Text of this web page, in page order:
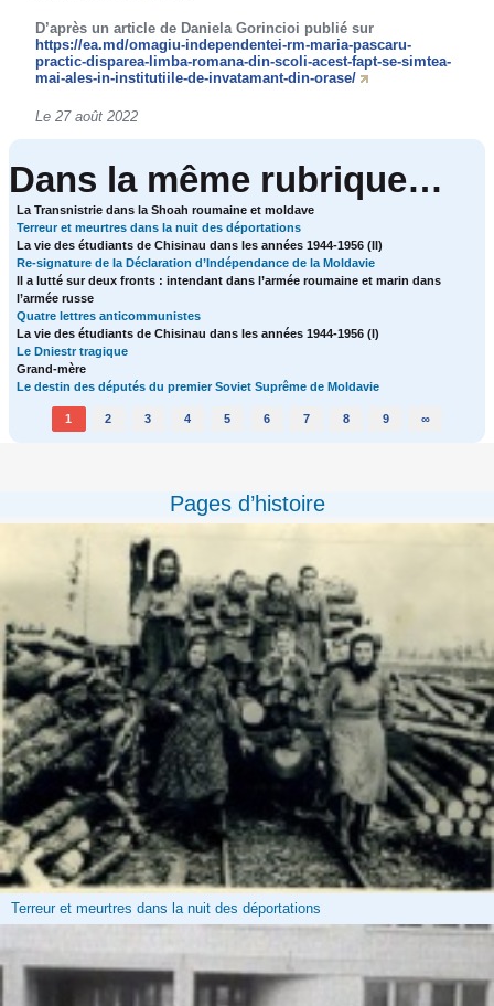
D’après un article de Daniela Gorincioi publié sur
https://ea.md/omagiu-independentei-rm-maria-pascaru-
practic-disparea-limba-romana-din-scoli-acest-fapt-se-simtea-
mai-ales-in-institutiile-de-invatamant-din-orase/
Le 27 août 2022
Dans la même rubrique…
La Transnistrie dans la Shoah roumaine et moldave
Terreur et meurtres dans la nuit des déportations
La vie des étudiants de Chisinau dans les années 1944-1956 (II)
Re-signature de la Déclaration d’Indépendance de la Moldavie
Il a lutté sur deux fronts : intendant dans l’armée roumaine et marin dans
l’armée russe
Quatre lettres anticommunistes
La vie des étudiants de Chisinau dans les années 1944-1956 (I)
Le Dniestr tragique
Grand-mère
Le destin des députés du premier Soviet Suprême de Moldavie
1 2 3 4 5 6 7 8 9 ∞
Pages d’histoire
Terreur et meurtres dans la nuit des déportations